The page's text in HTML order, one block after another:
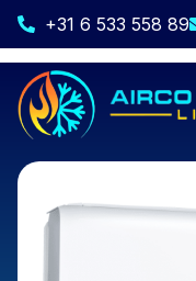
+31 6 533 558 89